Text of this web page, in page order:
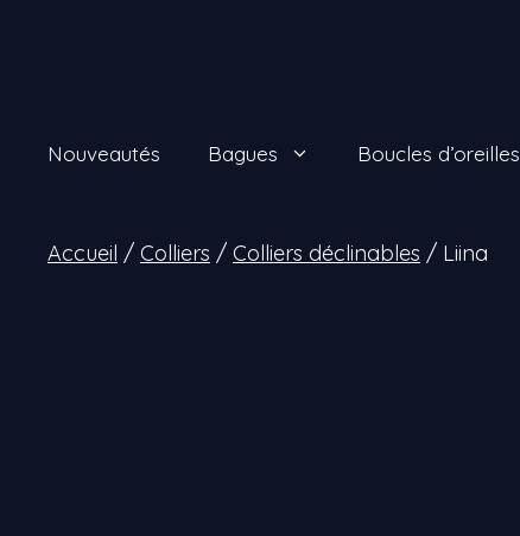
Nouveautés Bagues Boucles d’oreilles
Accueil / Colliers / Colliers déclinables / Liina